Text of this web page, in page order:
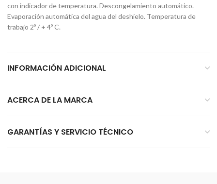
con indicador de temperatura. Descongelamiento automático.
Evaporación automática del agua del deshielo. Temperatura de
trabajo 2º / + 4º C.
INFORMACIÓN ADICIONAL
ACERCA DE LA MARCA
GARANTÍAS Y SERVICIO TÉCNICO